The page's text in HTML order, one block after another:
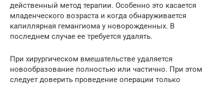
действенный метод терапии. Особенно это касается
младенческого возраста и когда обнаруживается
капиллярная гемангиома у новорожденных. В
последнем случае ее требуется удалять.
При хирургическом вмешательстве удаляется
новообразование полностью или частично. При этом
следует доверить проведение операции только